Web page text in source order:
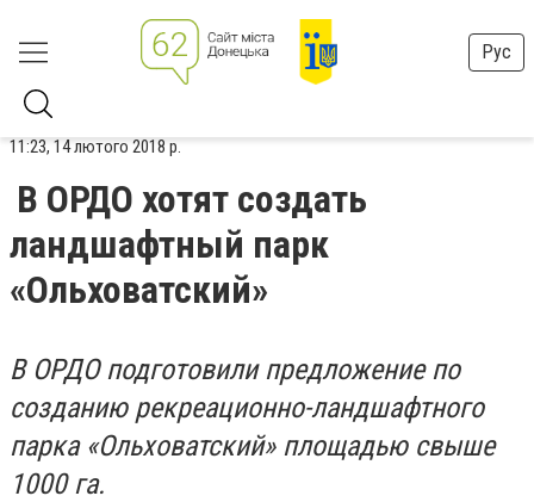
Рус
11:23, 14 лютого 2018 р.
В ОРДО хотят создать
ландшафтный парк
«Ольховатский»
В ОРДО подготовили предложение по
созданию рекреационно-ландшафтного
парка «Ольховатский» площадью свыше
1000 га.